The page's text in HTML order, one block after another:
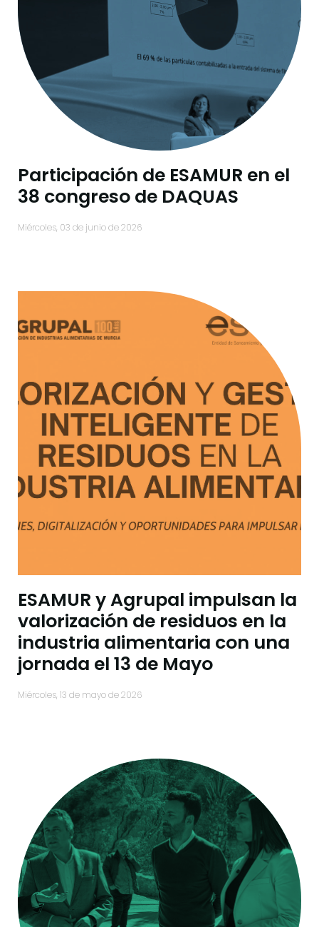
Participación de ESAMUR en el
38 congreso de DAQUAS
miércoles, 03 de junio de 2026
ESAMUR y Agrupal impulsan la
valorización de residuos en la
industria alimentaria con una
jornada el 13 de Mayo
miércoles, 13 de mayo de 2026